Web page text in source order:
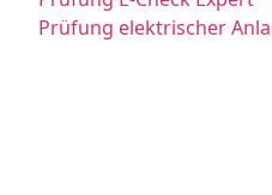
Prüfung elektrischer